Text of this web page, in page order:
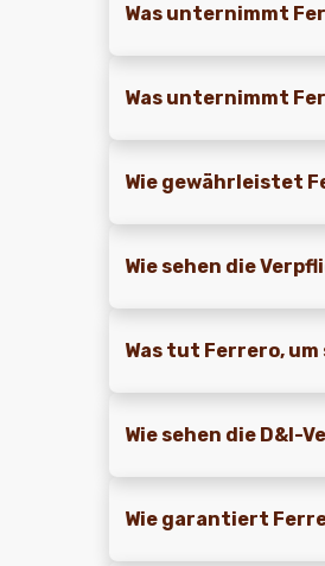
Was unternimmt
Was unternimmt
Wie gewährleistet
Wie sehen die
Was tut Ferrero,
Wie sehen die D&I-
Wie garantiert